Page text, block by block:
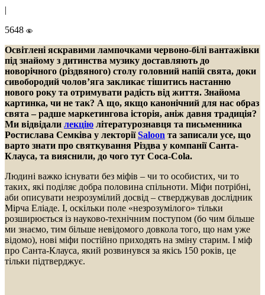
|
5648
Освітлені яскравими лампочками червоно-білі вантажівки
під знайому з дитинства музику доставляють до
новорічного (різдвяного) столу головний напій свята, доки
сивобородий чолов’яга закликає тішитись настанню
нового року та отримувати радість від життя. Знайома
картинка, чи не так? А що, якщо канонічний для нас образ
свята – радше маркетингова історія, аніж давня традиція?
Ми відвідали лекцію літературознавця та письменника
Ростислава Семківа у лекторіїSaloon та записали усе, що
варто знати про святкування Різдва у компанії Санта-
Клауса, та вияснили, до чого тут Coca-Cola.
Людині важко існувати без міфів – чи то особистих, чи то
таких, які поділяє добра половина спільноти. Міфи потрібні,
аби описувати незрозумілий досвід – стверджував дослідник
Мірча Еліаде. І, оскільки поле «незрозумілого» тільки
розширюється із науково-технічним поступом (бо чим більше
ми знаємо, тим більше невідомого довкола того, що нам уже
відомо), нові міфи постійно приходять на зміну старим. І міф
про Санта-Клауса, який розвинувся за якісь 150 років, це
тільки підтверджує.